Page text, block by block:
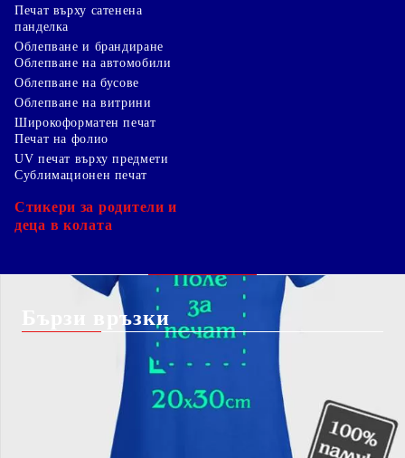
Печат върху сатенена
панделка
Облепване и брандиране
Облепване на автомобили
Облепване на бусове
Облепване на витрини
Широкоформатен печат
Печат на фолио
UV печат върху предмети
Сублимационен печат
Стикери за родители и
деца в колата
Бързи връзки
Чести Въпроси
Блог
Shutterstock изображение